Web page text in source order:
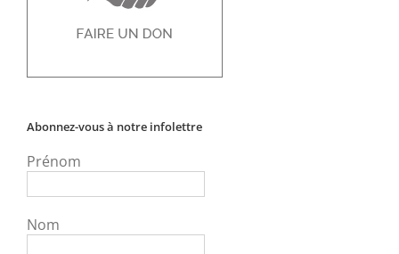
Abonnez-vous à notre infolettre
Prénom
Nom